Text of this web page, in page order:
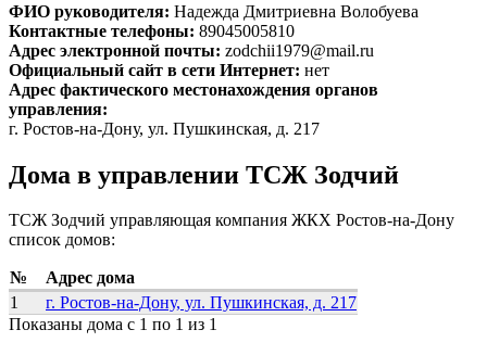
ФИО руководителя: Надежда Дмитриевна Волобуева
Контактные телефоны: 89045005810
Адрес электронной почты: zodchii1979@mail.ru
Официальный сайт в сети Интернет: нет
Адрес фактического местонахождения органов
управления:
г. Ростов-на-Дону, ул. Пушкинская, д. 217
Дома в управлении ТСЖ Зодчий
ТСЖ Зодчий управляющая компания ЖКХ Ростов-на-Дону
список домов:
№
Адрес дома
1
г. Ростов-на-Дону, ул. Пушкинская, д. 217
Показаны дома с 1 по 1 из 1